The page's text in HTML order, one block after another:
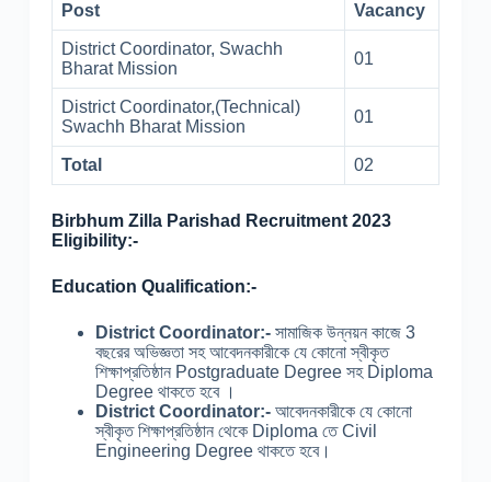
Post Vacancy
District Coordinator, Swachh
Bharat Mission
01
District Coordinator,(Technical)
Swachh Bharat Mission
01
Total 02
Birbhum Zilla Parishad Recruitment 2023
Eligibility:-
Education Qualification:-
District Coordinator:-সামাজিক উন্নয়ন কাজে 3
বছরের অভিজ্ঞতা সহ আবেদনকারীকে যে কোনো স্বীকৃত
শিক্ষাপ্রতিষ্ঠান Postgraduate Degree সহ Diploma
Degree থাকতে হবে ।
District Coordinator:-আবেদনকারীকে যে কোনো
স্বীকৃত শিক্ষাপ্রতিষ্ঠান থেকে Diploma তে Civil
Engineering Degree থাকতে হবে।